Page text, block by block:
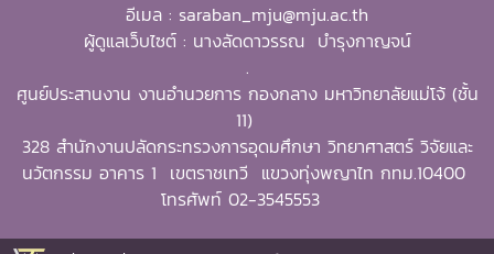
อีเมล : saraban_mju@mju.ac.th
ผู้ดูแลเว็บไซต์ : นางลัดดาวรรณ บำรุงกาญจน์
.
ศูนย์ประสานงาน งานอำนวยการ กองกลาง มหาวิทยาลัยแม่โจ้ (ชั้น
11)
328 สำนักงานปลัดกระทรวงการอุดมศึกษา วิทยาศาสตร์ วิจัยและ
นวัตกรรม อาคาร 1 เขตราชเทวี แขวงทุ่งพญาไท กทม.10400
โทรศัพท์ 02-3545553